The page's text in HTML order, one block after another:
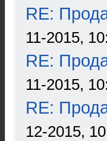
RE:
11-2015,
RE:
11-2015,
RE:
12-2015,